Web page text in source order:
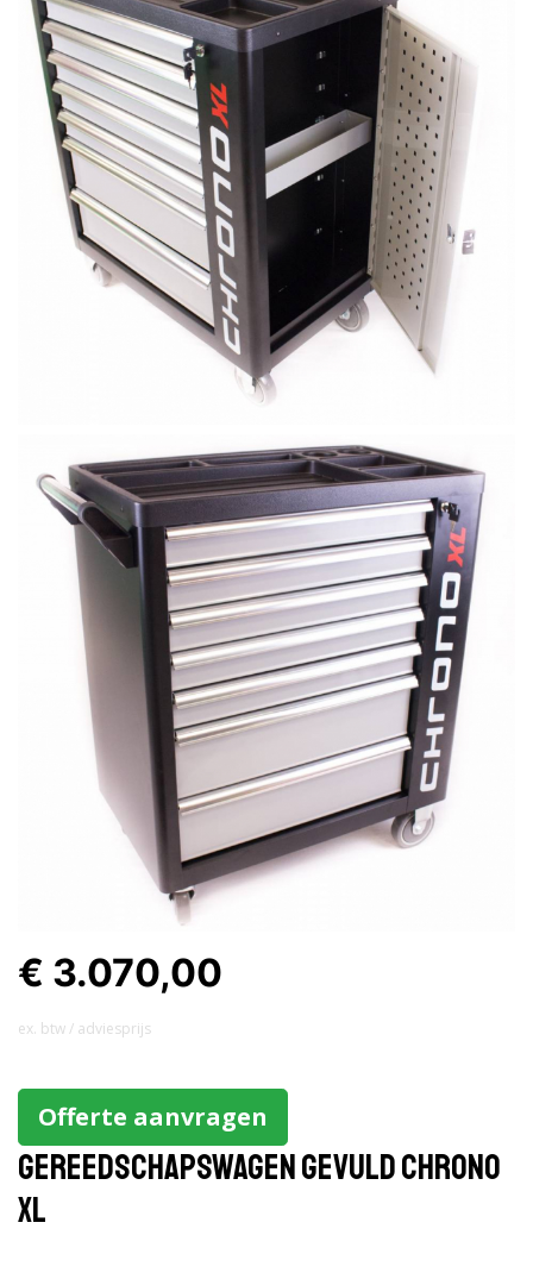
€ 3.070,00
ex. btw / adviesprijs
Offerte aanvragen
Gereedschapswagen gevuld Chrono
XL